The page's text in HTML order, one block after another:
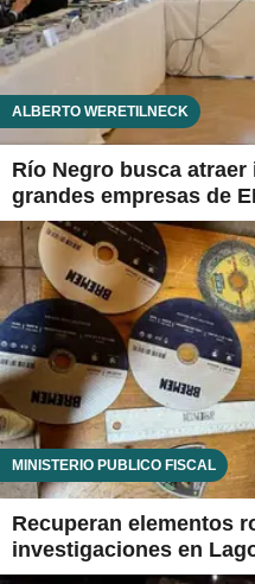
ALBERTO WERETILNECK
Río Negro busca
grandes empresas de
MINISTERIO PÚBLICO FISCAL
Recuperan elementos
investigaciones en